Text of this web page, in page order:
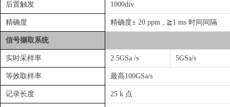
后置触发 1000div
精确度 精确度± 20 ppm , ≧1 ms 时间间隔
信号撷取系统
实时采样率 2.5GSa /s 5GSa/s
等效取样率 最高100GSa/s
记录长度 25 k 点